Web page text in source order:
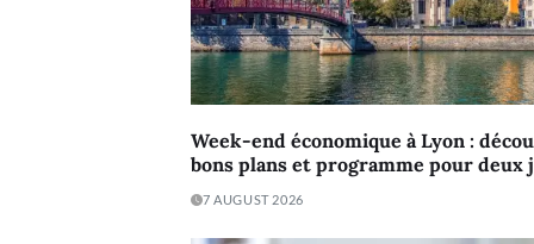
Week-end économique à Lyon :
bons plans et programme pour deux
7 AUGUST 2026